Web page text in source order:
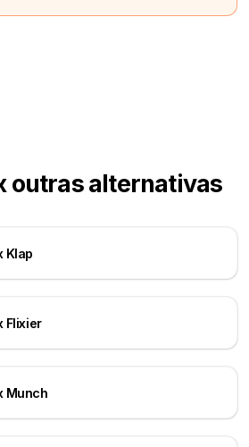
outras alternativas
Klap
Flixier
Munch